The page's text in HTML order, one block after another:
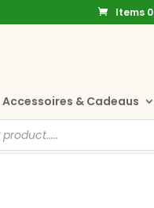
Items 0
Accessoires & Cadeaus